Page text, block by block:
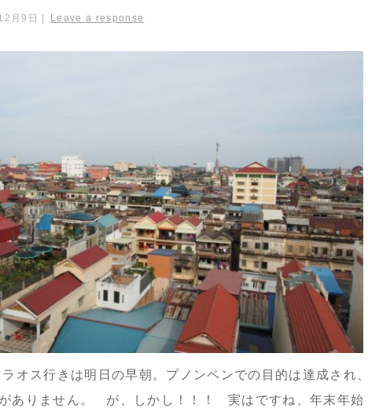
月9日 Leave a response
オス行きは明日の早朝。プノンペンでの目的は達成され、
ありません。 が、しかし！！！ 実はですね、年末年始